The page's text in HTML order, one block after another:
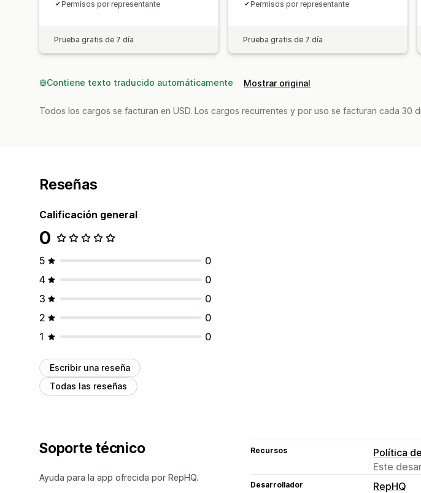
Permisos por representante
Prueba gratis de 7 día
Permisos por representante
Prueba gratis de 7 día
Contiene texto traducido automáticamente Mostrar original
Todos los cargos se facturan en USD. Los cargos recurrentes y por uso se facturan cada 30
Reseñas
Calificación general
0
5
0
4
0
3
0
2
0
1
0
Escribir una reseña
Todas las reseñas
Soporte técnico
Ayuda para la app ofrecida por RepHQ.
Recursos
Política
Este
Desarrollador
RepHQ